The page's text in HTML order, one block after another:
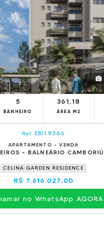
5
BANHEIRO
361,18
ÁREA M2
Ref. EBI19366
APARTAMENTO - VENDA
- BALNEÁRIO CAMBORIÚ
CELINA GARDEN RESIDENCE
R$ 7.616.027,00
no WhatsApp AGORA